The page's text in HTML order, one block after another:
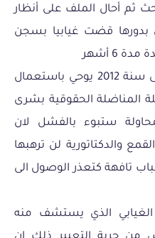
ثم أحال الملف على أنظار
بدورها قضت غيابيا بسجن
6 أشهر
– إن الفصل في قضية تعود الى سنة 2012 يوحي باستعمال
المناضلة الحقوقية بشرى
ستبوء بالفشل لان
والدكتاتورية لن ترهبها
تافهة كتعذر الوصول الى
الغيابي الذي يستشف منه